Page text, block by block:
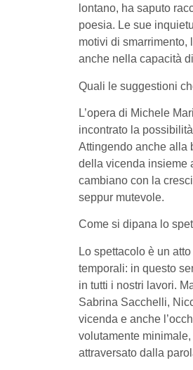
lontano, ha saputo
poesia. Le sue
motivi di smarrimento,
anche nella capacità
Quali le suggestioni
L’opera di Michele
incontrato la
Attingendo anche alla
della vicenda insieme
cambiano con la
seppur mutevole.
Come si dipana lo
Lo spettacolo è un
temporali: in questo
in tutti i nostri lavori.
Sabrina Sacchelli,
vicenda e anche
volutamente
attraversato dalla